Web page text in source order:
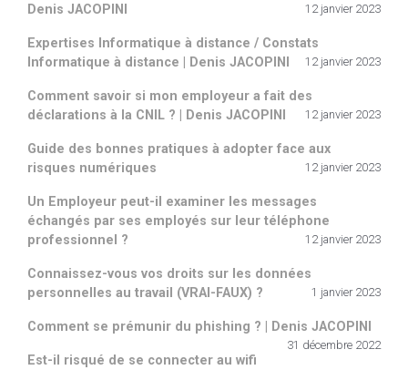
Denis JACOPINI
12 janvier 2023
Expertises Informatique à distance / Constats
Informatique à distance | Denis JACOPINI
12 janvier 2023
Comment savoir si mon employeur a fait des
déclarations à la CNIL ? | Denis JACOPINI
12 janvier 2023
Guide des bonnes pratiques à adopter face aux
risques numériques
12 janvier 2023
Un Employeur peut-il examiner les messages
échangés par ses employés sur leur téléphone
professionnel ?
12 janvier 2023
Connaissez-vous vos droits sur les données
personnelles au travail (VRAI-FAUX) ?
1 janvier 2023
Comment se prémunir du phishing ? | Denis JACOPINI
31 décembre 2022
Est-il risqué de se connecter au wifi